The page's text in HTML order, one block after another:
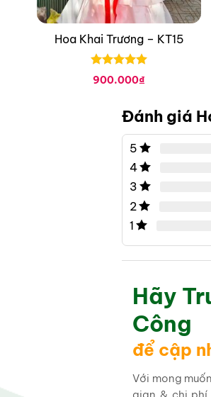
Hoa Khai Trương – KT15
Được xếp
hạng0 5
900.000₫
Đánh giá
5
4
3
2
1
Hãy
Công
để cập
Với mong